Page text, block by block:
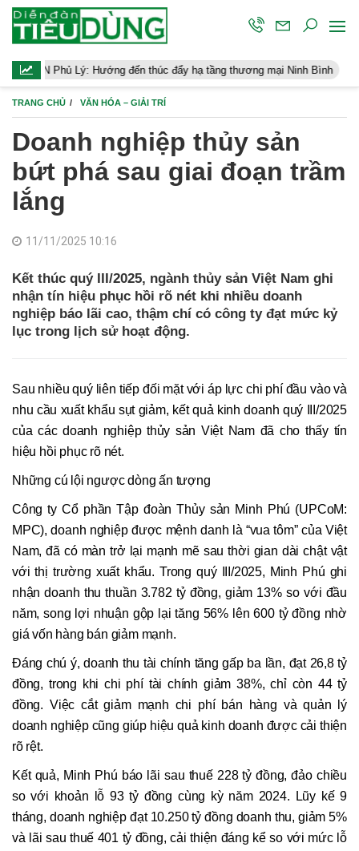
Hướng đến thúc đẩy hạ tầng thương mại Ninh Bình Điều hành
TRANG CHỦ VĂN HÓA – GIẢI TRÍ
Doanh nghiệp thủy sản
bứt phá sau giai đoạn trầm
lắng
11/11/2025 10:16
Kết thúc quý III/2025, ngành thủy sản Việt Nam ghi
nhận tín hiệu phục hồi rõ nét khi nhiều doanh
nghiệp báo lãi cao, thậm chí có công ty đạt mức kỷ
lục trong lịch sử hoạt động.
Sau nhiều quý liên tiếp đối mặt với áp lực chi phí đầu vào và
nhu cầu xuất khẩu sụt giảm, kết quả kinh doanh quý III/2025
của các doanh nghiệp thủy sản Việt Nam đã cho thấy tín
hiệu hồi phục rõ nét.
Những cú lội ngược dòng ấn tượng
Công ty Cổ phần Tập đoàn Thủy sản Minh Phú (UPCoM:
MPC), doanh nghiệp được mệnh danh là “vua tôm” của Việt
Nam, đã có màn trở lại mạnh mẽ sau thời gian dài chật vật
với thị trường xuất khẩu. Trong quý III/2025, Minh Phú ghi
nhận doanh thu thuần 3.782 tỷ đồng, giảm 13% so với đầu
năm, song lợi nhuận gộp lại tăng 56% lên 600 tỷ đồng nhờ
giá vốn hàng bán giảm mạnh.
Đáng chú ý, doanh thu tài chính tăng gấp ba lần, đạt 26,8 tỷ
đồng, trong khi chi phí tài chính giảm 38%, chỉ còn 44 tỷ
đồng. Việc cắt giảm mạnh chi phí bán hàng và quản lý
doanh nghiệp cũng giúp hiệu quả kinh doanh được cải thiện
rõ rệt.
Kết quả, Minh Phú báo lãi sau thuế 228 tỷ đồng, đảo chiều
so với khoản lỗ 93 tỷ đồng cùng kỳ năm 2024. Lũy kế 9
tháng, doanh nghiệp đạt 10.250 tỷ đồng doanh thu, giảm 5%
và lãi sau thuế 401 tỷ đồng, cải thiện đáng kể so với mức lỗ